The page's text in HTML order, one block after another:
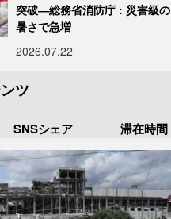
突破―総務省消防庁 : 災害級の
暑さで急増
2026.07.22
ツ
SNSシェア 滞在時間